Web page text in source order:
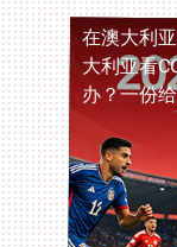
在澳大利
办？一份